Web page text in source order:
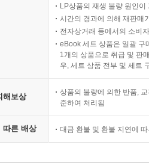
LP상품의 재생 불량 원인
시간의 경과에 의해 재판매
전자상거래 등에서의 소비
eBook 세트 상품은 일괄 구
1개의 상품으로 취급 및 판
우, 세트 상품 전부 및 세트
해보상
상품의 불량에 의한 반품,
준하여 처리됨
따른 배상 대금 환불 및 환불 지연에